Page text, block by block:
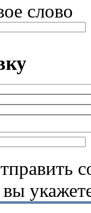
слово
вы